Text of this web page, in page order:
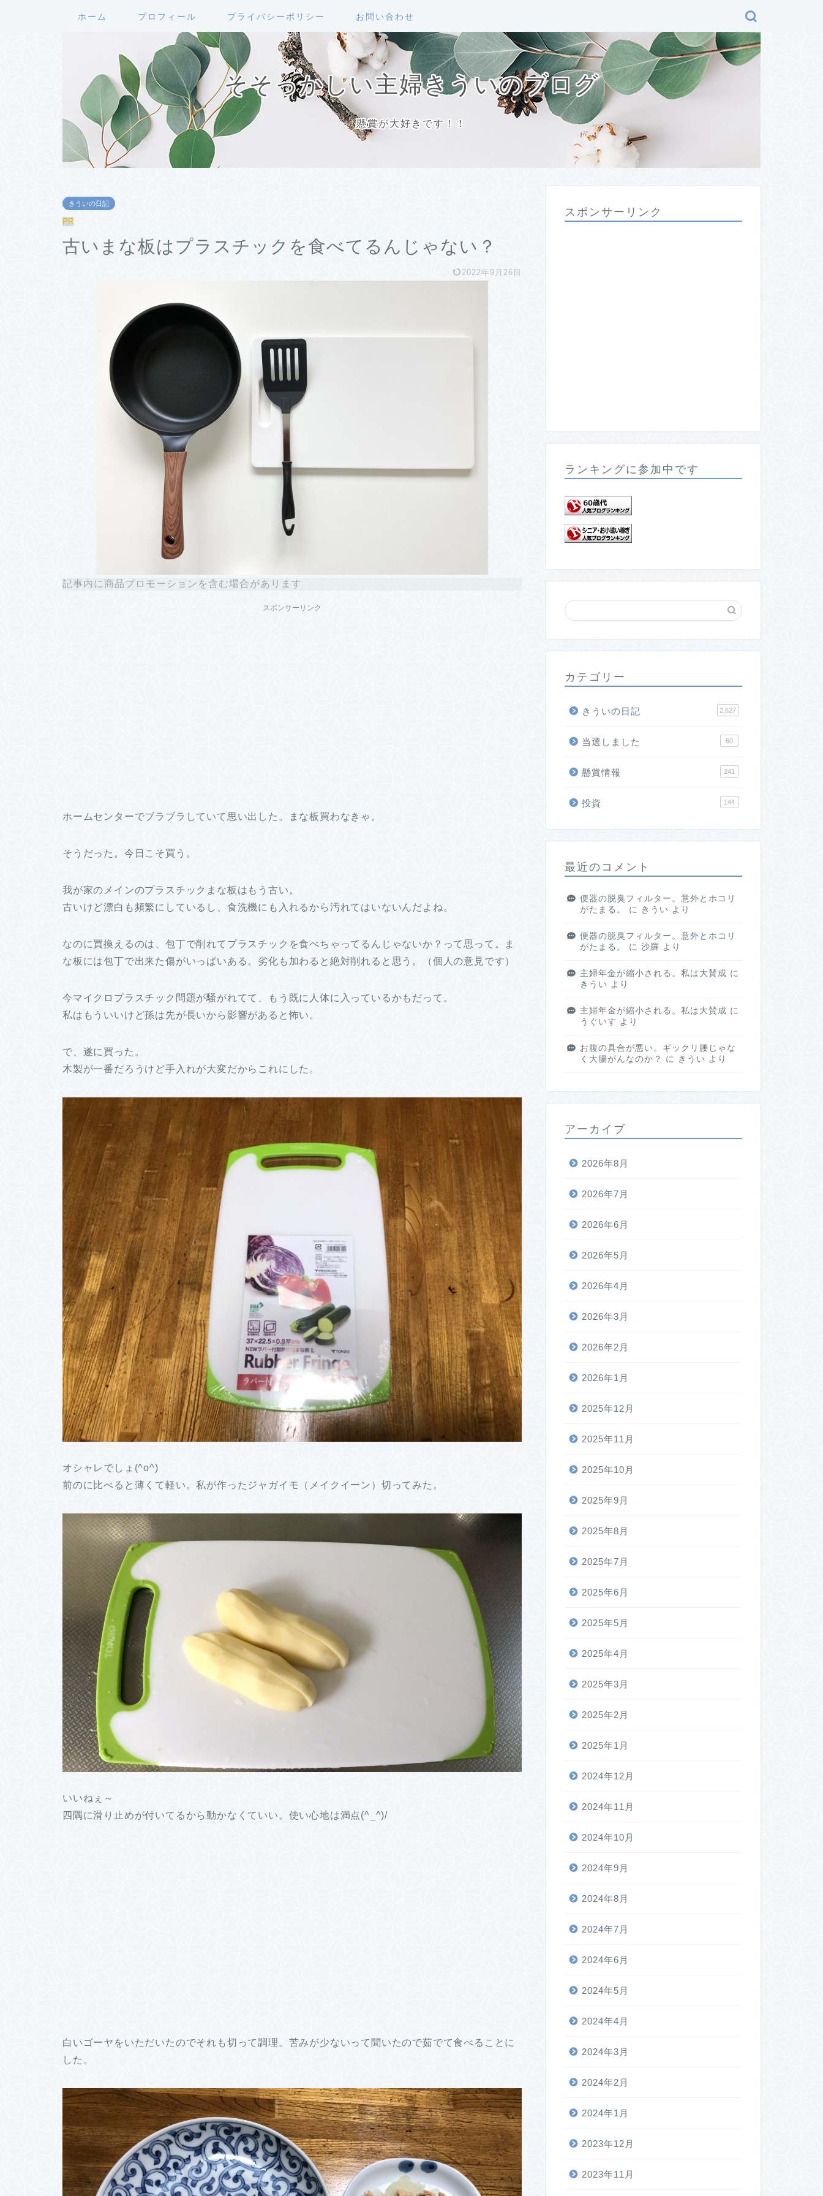
ホーム プロフィール プライバシーポリシー お問い合わせ
そそっかしい主婦きういのブログ
懸賞が大好きです！！
きういの日記
PR
古いまな板はプラスチックを食べてるんじゃない？
2022年9月26日
記事内に商品プロモーションを含む場合があります
スポンサーリンク
ホームセンターでブラブラしていて思い出した。まな板買わなきゃ。
そうだった。今日こそ買う。
我が家のメインのプラスチックまな板はもう古い。
古いけど漂白も頻繁にしているし、食洗機にも入れるから汚れてはいないんだよね。
なのに買換えるのは、包丁で削れてプラスチックを食べちゃってるんじゃないか？って思って。ま
な板には包丁で出来た傷がいっぱいある。劣化も加わると絶対削れると思う。（個人の意見です）
今マイクロプラスチック問題が騒がれてて、もう既に人体に入っているかもだって。
私はもういいけど孫は先が長いから影響があると怖い。
で、遂に買った。
木製が一番だろうけど手入れが大変だからこれにした。
オシャレでしょ(^o^)
前のに比べると薄くて軽い。私が作ったジャガイモ（メイクイーン）切ってみた。
いいねぇ～
四隅に滑り止めが付いてるから動かなくていい。使い心地は満点(^_^)/
白いゴーヤをいただいたのでそれも切って調理。苦みが少ないって聞いたので茹でて食べることに
した。
スポンサーリンク
ランキングに参加中です
カテゴリー
きういの日記 2,627
当選しました 60
懸賞情報 241
投資 144
最近のコメント
便器の脱臭フィルター。意外とホコリ
がたまる。
に きうい より
便器の脱臭フィルター。意外とホコリ
がたまる。
に 沙羅 より
主婦年金が縮小される。私は大賛成 に
きうい より
主婦年金が縮小される。私は大賛成 に
うぐいす より
お腹の具合が悪い。ギックリ腰じゃな
く大腸がんなのか？
に きうい より
アーカイブ
2026年8月
2026年7月
2026年6月
2026年5月
2026年4月
2026年3月
2026年2月
2026年1月
2025年12月
2025年11月
2025年10月
2025年9月
2025年8月
2025年7月
2025年6月
2025年5月
2025年4月
2025年3月
2025年2月
2025年1月
2024年12月
2024年11月
2024年10月
2024年9月
2024年8月
2024年7月
2024年6月
2024年5月
2024年4月
2024年3月
2024年2月
2024年1月
2023年12月
2023年11月